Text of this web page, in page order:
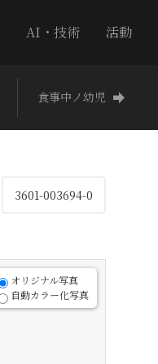
AI・技術 活動
食事中ノ幼児
3601-003694-0
オリジナル写真
自動カラー化写真